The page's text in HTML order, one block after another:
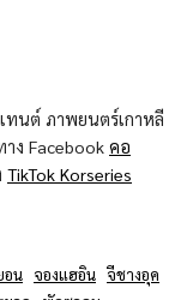
นต์ ภาพยนตร์เกาหลี
ง Facebook คอ
TikTok Korseries
อน จองแฮอิน จีชางอุค